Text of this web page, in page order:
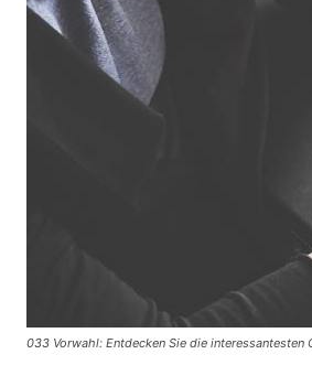
033 Vorwahl: Entdecken Sie die